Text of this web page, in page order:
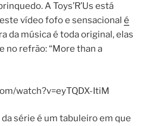
A Toys’R’Us está
vídeo fofo e sensacional é
da música é toda original, elas
no refrão: “More than a
watch?v=eyTQDX-ItiM
da série é um tabuleiro em que